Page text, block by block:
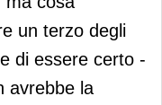
un terzo degli
di essere certo -
avrebbe la